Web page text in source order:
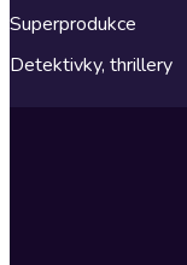
Superprodukce
Detektivky, thrillery